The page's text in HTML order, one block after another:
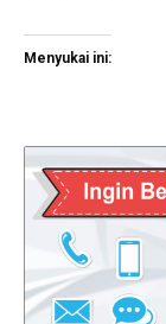
Menyukai ini: